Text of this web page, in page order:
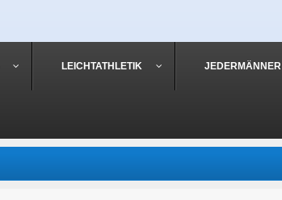
LEICHTATHLETIK JEDERMÄNNER